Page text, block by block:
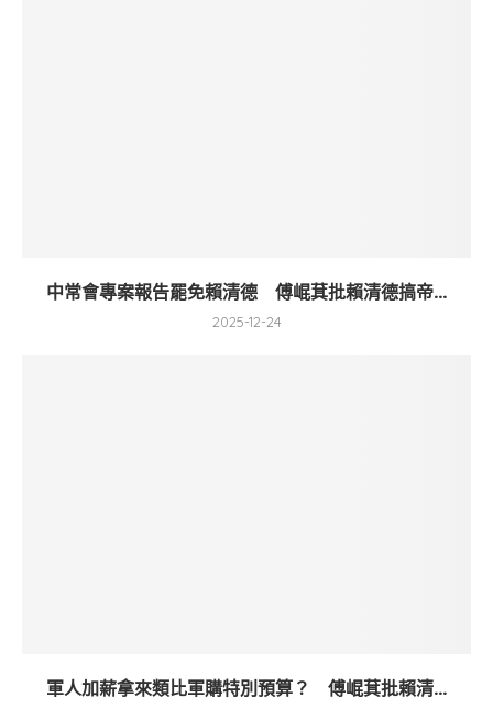
中常會專案報告罷免賴清德 傅崐萁批賴清德搞帝...
2025-12-24
軍人加薪拿來類比軍購特別預算？ 傅崐萁批賴清...